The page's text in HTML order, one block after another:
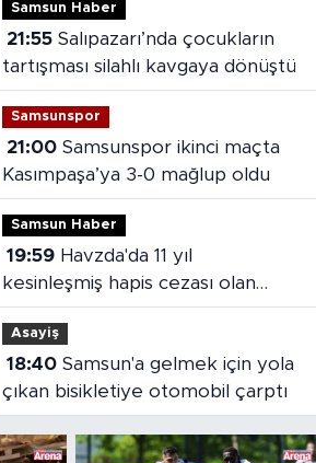
Samsun Haber
21:55Salıpazarı’nda çocukların
tartışması silahlı kavgaya dönüştü
Samsunspor
21:00Samsunspor ikinci maçta
Kasımpaşa’ya 3-0 mağlup oldu
Samsun Haber
19:59Havzda'da 11 yıl
kesinleşmiş hapis cezası olan
şahıs yakalandı
Asayiş
18:40Samsun'a gelmek için yola
çıkan bisikletiye otomobil çarptı